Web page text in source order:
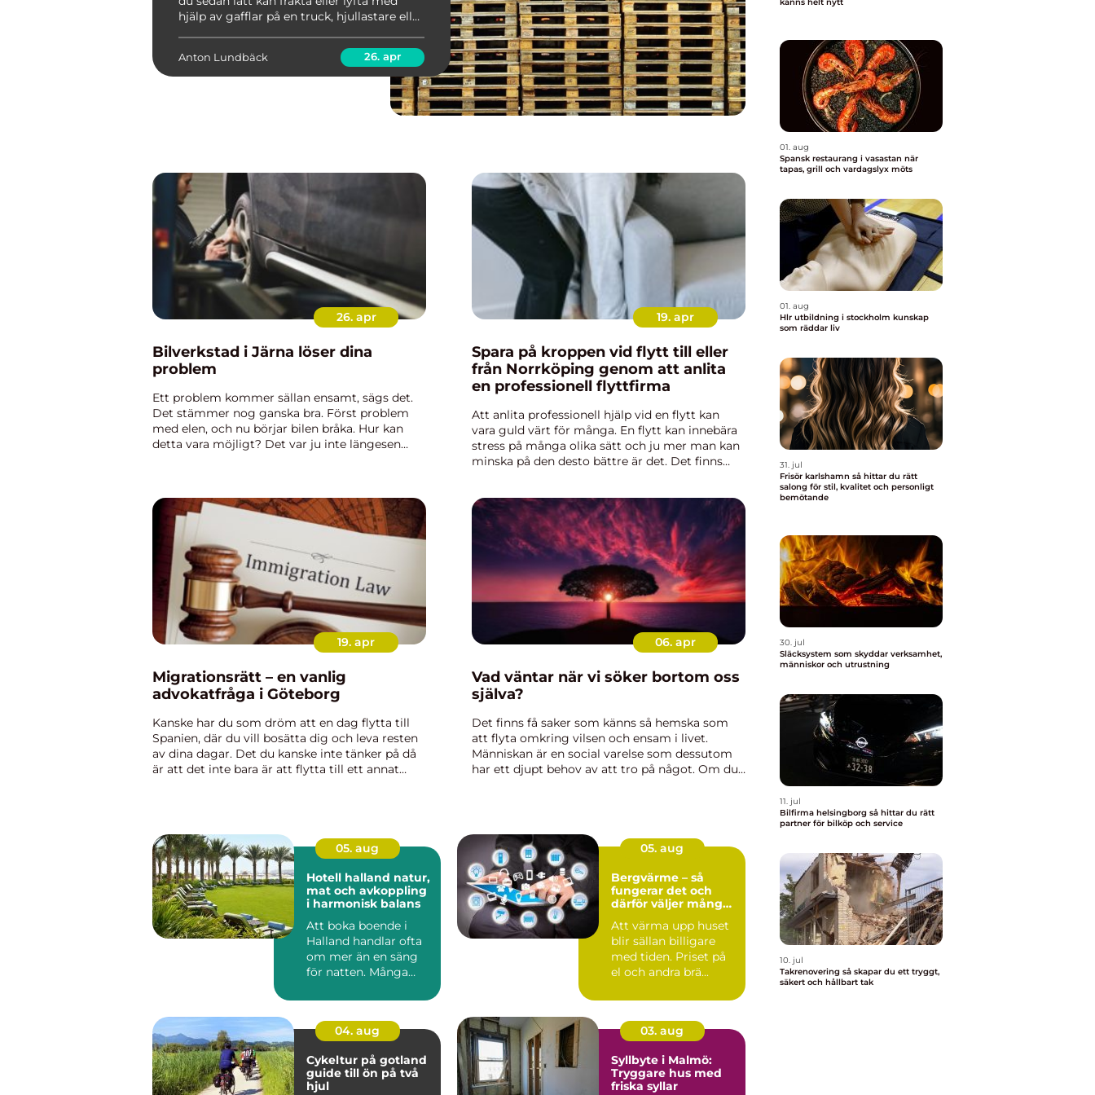
hjälp av gafflar på en truck, hjullastare eller
vedertaget och som fungerar med ...
Anton Lundbäck 26. apr
26. apr
Bilverkstad i Järna löser dina
problem
Ett problem kommer sällan ensamt, sägs det.
Det stämmer nog ganska bra. Först problem
med elen, och nu börjar bilen bråka. Hur kan
detta vara möjligt? Det var ju inte längesen
19. apr
Spara på kroppen vid flytt till eller
från Norrköping genom att anlita
en professionell flyttfirma
Att anlita professionell hjälp vid en flytt kan
vara guld värt för många. En flytt kan innebära
stress på många olika sätt och ju mer man kan
minska på den desto bättre är det. Det finns
19. apr
Migrationsrätt – en vanlig
advokatfråga i Göteborg
Kanske har du som dröm att en dag flytta till
Spanien, där du vill bosätta dig och leva resten
av dina dagar. Det du kanske inte tänker på då
är att det inte bara är att flytta till ett annat
06. apr
Vad väntar när vi söker bortom oss
själva?
Det finns få saker som känns så hemska som
att flyta omkring vilsen och ensam i livet.
Människan är en social varelse som dessutom
har ett djupt behov av att tro på något. Om du
05. aug
Hotell halland natur,
mat och avkoppling
i harmonisk balans
Att boka boende i
Halland handlar ofta
om mer än en säng
för natten. Många
n...
05. aug
Bergvärme – så
fungerar det och
därför väljer många
Att värma upp huset
blir sällan billigare
med tiden. Priset på
el och andra brä...
04. aug
Cykeltur på gotland
guide till ön på två
hjul
03. aug
Syllbyte i Malmö:
Tryggare hus med
friska syllar
01. aug
Spansk restaurang i vasastan när
tapas, grill och vardagslyx möts
01. aug
Hlr utbildning i stockholm kunskap
som räddar liv
31. jul
Frisör karlshamn så hittar du rätt
salong för stil, kvalitet och personligt
bemötande
30. jul
Släcksystem som skyddar verksamhet,
människor och utrustning
11. jul
Bilfirma helsingborg så hittar du rätt
partner för bilköp och service
10. jul
Takrenovering så skapar du ett tryggt,
säkert och hållbart tak